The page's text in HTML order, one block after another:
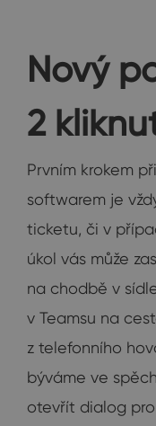
Nový
2
Prvním krokem
softwarem je
ticketu, či v
úkol vás může
na chodbě v
v Teamsu na
z telefonního
býváme ve
otevřít dialog